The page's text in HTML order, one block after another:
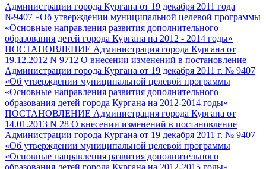
Администрации города Кургана от 19 декабря 2011 года
№9407 «Об утверждении муниципальной целевой программы
«Основные направления развития дополнительного
образования детей города Кургана на 2012 - 2014 годы»
ПОСТАНОВЛЕНИЕ Администрация города Кургана от
19.12.2012 N 9712 О внесении изменений в постановление
Администрации города Кургана от 19 декабря 2011 г. № 9407
«Об утверждении муниципальной целевой программы
«Основные направления развития дополнительного
образования детей города Кургана на 2012-2014 годы»
ПОСТАНОВЛЕНИЕ Администрация города Кургана от
14.01.2013 N 28 О внесении изменений в постановление
Администрации города Кургана от 19 декабря 2011 г. № 9407
«Об утверждении муниципальной целевой программы
«Основные направления развития дополнительного
образования детей города Кургана на 2012-2015 годы»